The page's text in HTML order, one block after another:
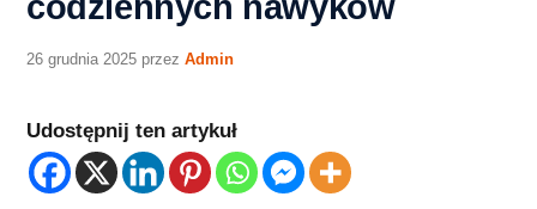
26 grudnia 2025 przez Admin
Udostępnij ten artykuł